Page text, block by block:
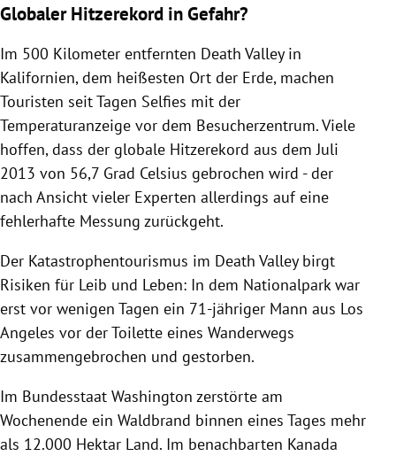
Globaler Hitzerekord in Gefahr?
Im 500 Kilometer entfernten Death Valley in
Kalifornien, dem heißesten Ort der Erde, machen
Touristen seit Tagen Selfies mit der
Temperaturanzeige vor dem Besucherzentrum. Viele
hoffen, dass der globale Hitzerekord aus dem Juli
2013 von 56,7 Grad Celsius gebrochen wird - der
nach Ansicht vieler Experten allerdings auf eine
fehlerhafte Messung zurückgeht.
Der Katastrophentourismus im Death Valley birgt
Risiken für Leib und Leben: In dem Nationalpark war
erst vor wenigen Tagen ein 71-jähriger Mann aus Los
Angeles vor der Toilette eines Wanderwegs
zusammengebrochen und gestorben.
Im Bundesstaat Washington zerstörte am
Wochenende ein Waldbrand binnen eines Tages mehr
als 12.000 Hektar Land. Im benachbarten Kanada